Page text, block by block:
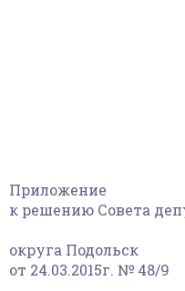
Приложение
к решению Совета
округа Подольск
от 24.03.2015г. № 48/9